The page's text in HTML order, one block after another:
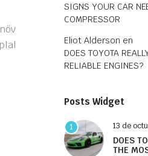
SIGNS YOUR CAR
COMPRESSOR
Eliot Alderson en
DOES TOYOTA
RELIABLE ENGINES?
Posts Widget
1 13 de
DOES
THE